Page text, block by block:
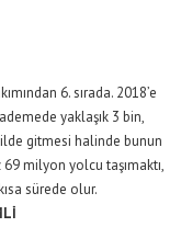
6. sırada. 2018’e
yaklaşık 3 bin,
gitmesi halinde bunun
69 milyon yolcu taşımaktı,
sürede olur.